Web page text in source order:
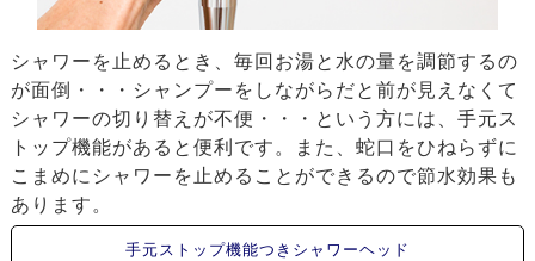
シャワーを止めるとき、毎回お湯と水の量を調節するの
が面倒・・・シャンプーをしながらだと前が見えなくて
シャワーの切り替えが不便・・・という方には、手元ス
トップ機能があると便利です。また、蛇口をひねらずに
こまめにシャワーを止めることができるので節水効果も
あります。
手元ストップ機能つきシャワーヘッド